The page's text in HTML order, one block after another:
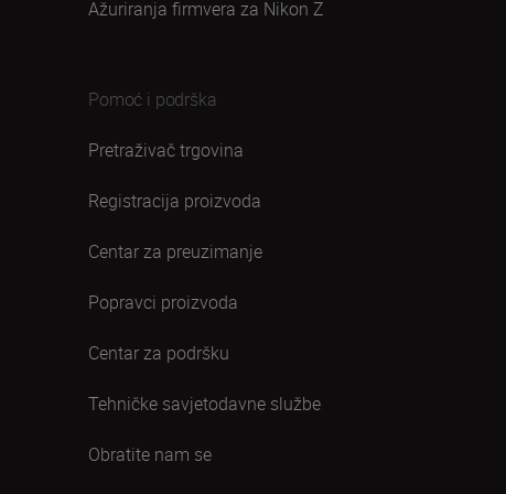
Ažuriranja firmvera za Nikon Z
Pomoć i podrška
Pretraživač trgovina
Registracija proizvoda
Centar za preuzimanje
Popravci proizvoda
Centar za podršku
Tehničke savjetodavne službe
Obratite nam se